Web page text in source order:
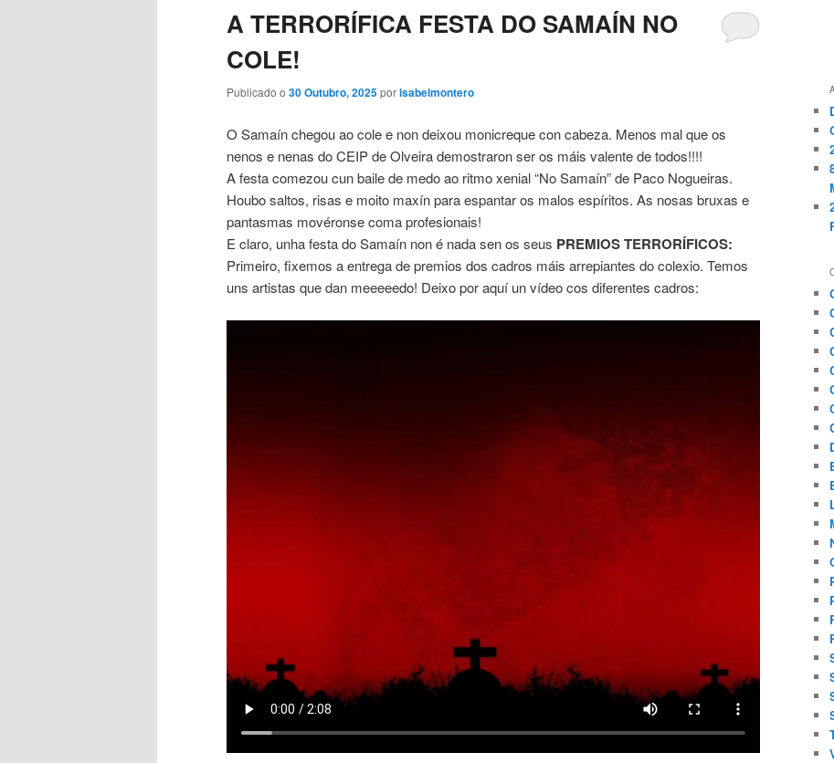
A TERRORÍFICA FESTA DO SAMAÍN NO
COLE!
Publicado o 30 Outubro, 2025porisabelmontero
O Samaín chegou ao cole e non deixou monicreque con cabeza. Menos mal que os
nenos e nenas do CEIP de Olveira demostraron ser os máis valente de todos!!!!
A festa comezou cun baile de medo ao ritmo xenial “No Samaín” de Paco Nogueiras.
Houbo saltos, risas e moito maxín para espantar os malos espíritos. As nosas bruxas e
pantasmas movéronse coma profesionais!
E claro, unha festa do Samaín non é nada sen os seus PREMIOS TERRORÍFICOS:
Primeiro, fixemos a entrega de premios dos cadros máis arrepiantes do colexio. Temos
uns artistas que dan meeeeedo! Deixo por aquí un vídeo cos diferentes cadros: